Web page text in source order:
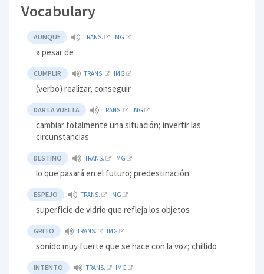
Vocabulary
AUNQUE TRANS. IMG
a pesar de
CUMPLIR TRANS. IMG
(verbo) realizar, conseguir
DAR LA VUELTA TRANS. IMG
cambiar totalmente una situación; invertir las
circunstancias
DESTINO TRANS. IMG
lo que pasará en el futuro; predestinación
ESPEJO TRANS. IMG
superficie de vidrio que refleja los objetos
GRITO TRANS. IMG
sonido muy fuerte que se hace con la voz; chillido
INTENTO TRANS. IMG